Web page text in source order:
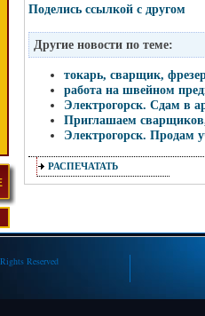
Поделись ссылкой с другом
Другие новости по теме:
токарь, сварщик,
работа на швейном
Электрогорск. Сдам в
Приглашаем
Электрогорск. Продам
РАСПЕЧАТАТЬ
Reserved